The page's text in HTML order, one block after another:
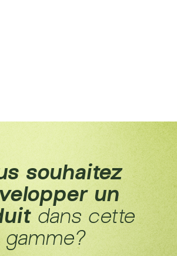
souhaitez
un
dans cette
gamme?